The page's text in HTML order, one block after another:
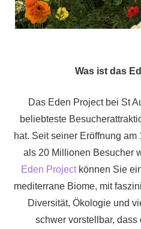
Was ist das
Das Eden Project bei St
beliebteste
hat. Seit seiner Eröffnung
als 20 Millionen Besucher
Eden Projectkönnen Sie
mediterrane Biome, mit
Diversität, Ökologie und
schwer vorstellbar,